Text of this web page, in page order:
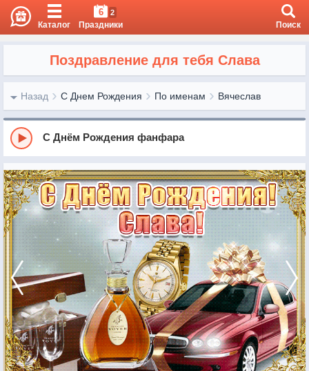
Каталог
6 2
Праздники Поиск
Поздравление для тебя Слава
Назад С Днем Рождения По именам Вячеслав
С Днём Рождения фанфара